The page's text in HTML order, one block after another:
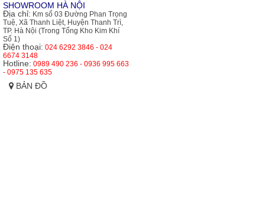
SHOWROOM HÀ NỘI
Địa chỉ: Km số 03 Đường Phan Trọng
Tuệ, Xã Thanh Liệt, Huyện Thanh Trì,
TP. Hà Nội (Trong Tổng Kho Kim Khí
Số 1)
Điện thoại: 024 6292 3846 - 024
6674 3148
Hotline: 0989 490 236 - 0936 995 663
- 0975 135 635
BẢN ĐỒ